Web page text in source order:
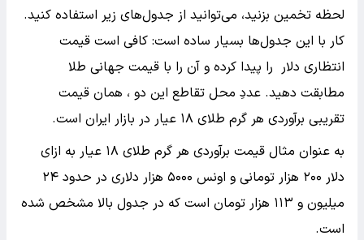
لحظه تخمین بزنید، می‌توانید از جدول‌های زیر استفاده کنید.
کار با این جدول‌ها بسیار ساده است: کافی است قیمت
انتظاری دلار را پیدا کرده و آن را با قیمت جهانی طلا
مطابقت دهید. عددِ محل تقاطع این دو ، همان قیمت
تقریبی برآوردی هر گرم طلای ۱۸ عیار در بازار ایران است.
به عنوان مثال قیمت برآوردی هر گرم طلای ۱۸ عیار به ازای
دلار ۲۰۰ هزار تومانی و اونس ۵۰۰۰ هزار دلاری در حدود ۲۴
میلیون و ۱۱۳ هزار تومان است که در جدول بالا مشخص شده
است.